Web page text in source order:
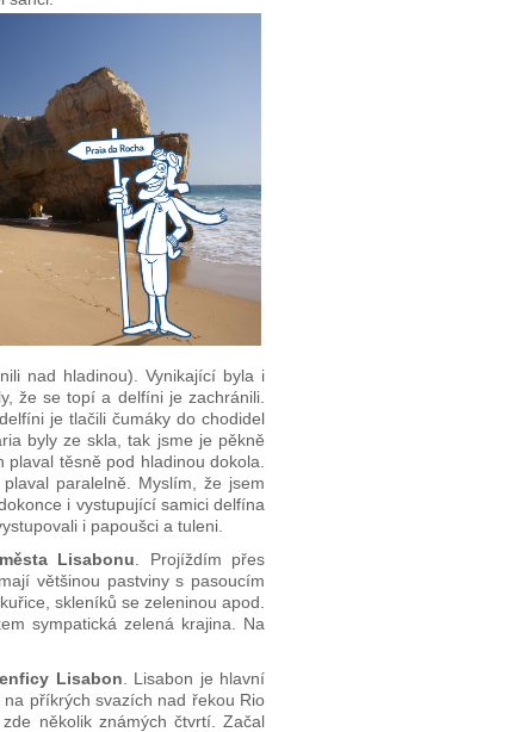
nad hladinou). Vynikající byla i
že se topí a delfíni je zachránili.
je tlačili čumáky do chodidel
byly ze skla, tak jsme je pěkně
těsně pod hladinou dokola.
paralelně. Myslím, že jsem
i vystupující samici delfína
i papoušci a tuleni.
Lisabonu . Projíždím přes
většinou pastviny s pasoucím
skleníků se zeleninou apod.
sympatická zelená krajina. Na
Lisabon . Lisabon je hlavní
příkrých svazích nad řekou Rio
několik známých čtvrtí. Začal